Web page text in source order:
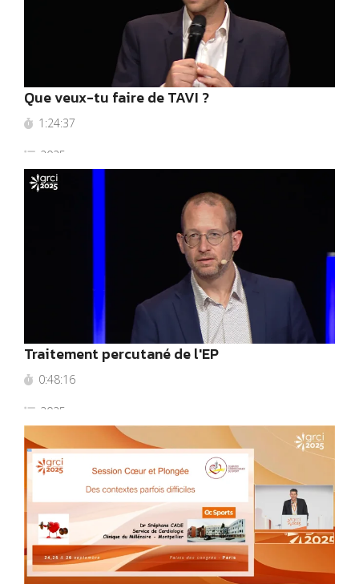
Que veux-tu faire de TAVI ?
1:24:37
2025
Traitement percutané de l'EP
0:48:16
2025